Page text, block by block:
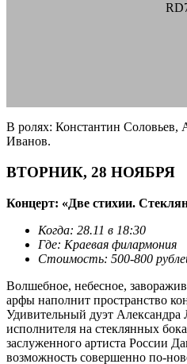
В ролях: Константин Соловьев,
Иванов.
ВТОРНИК, 28 НОЯБРЯ
Концерт: «Две стихии.
Когда: 28.11 в 18:30
Где: Краевая филармония
Стоимость: 500-800
Волшебное, небесное,
арфы наполнит пространство
Удивительный дуэт Александра
исполнителя на стеклянных
заслуженного артиста России
возможность совершенно по-